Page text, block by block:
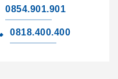
0854.901.901
0818.400.400